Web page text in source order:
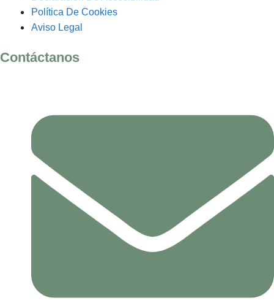
Política De Cookies
Aviso Legal
Contáctanos